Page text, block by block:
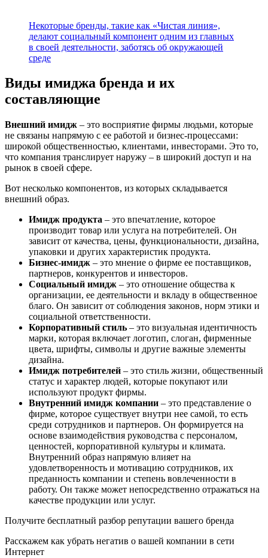
Некоторые бренды, такие как «Чистая линия»,
делают социальный компонент одним из главных
в своей деятельности, заботясь об окружающей
среде
Виды имиджа бренда и их
составляющие
Внешний имидж – это восприятие фирмы людьми, которые
не связаны напрямую с ее работой и бизнес-процессами:
широкой общественностью, клиентами, инвесторами. Это то,
что компания транслирует наружу – в широкий доступ и на
рынок в своей сфере.
Вот несколько компонентов, из которых складывается
внешний образ.
Имидж продукта – это впечатление, которое
производит товар или услуга на потребителей. Он
зависит от качества, цены, функциональности, дизайна,
упаковки и других характеристик продукта.
Бизнес-имидж – это мнение о фирме ее поставщиков,
партнеров, конкурентов и инвесторов.
Социальный имидж – это отношение общества к
организации, ее деятельности и вкладу в общественное
благо. Он зависит от соблюдения законов, норм этики и
социальной ответственности.
Корпоративный стиль – это визуальная идентичность
марки, которая включает логотип, слоган, фирменные
цвета, шрифты, символы и другие важные элементы
дизайна.
Имидж потребителей – это стиль жизни, общественный
статус и характер людей, которые покупают или
используют продукт фирмы.
Внутренний имидж компании – это представление о
фирме, которое существует внутри нее самой, то есть
среди сотрудников и партнеров. Он формируется на
основе взаимодействия руководства с персоналом,
ценностей, корпоративной культуры и климата.
Внутренний образ напрямую влияет на
удовлетворенность и мотивацию сотрудников, их
преданность компании и степень вовлеченности в
работу. Он также может непосредственно отражаться на
качестве продукции или услуг.
Получите бесплатный разбор репутации вашего бренда
Расскажем как убрать негатив о вашей компании в сети
Интернет